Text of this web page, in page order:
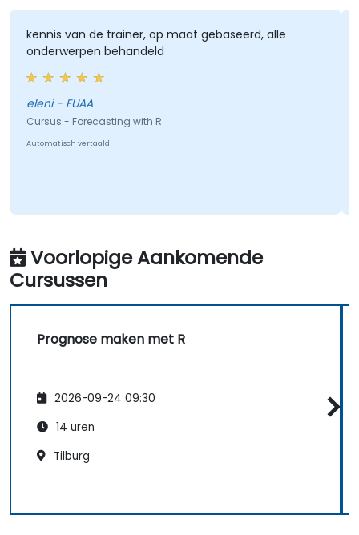
kennis van de trainer, op maat gebaseerd, alle
onderwerpen behandeld
eleni - EUAA
Cursus - Forecasting with R
Automatisch vertaald
Voorlopige Aankomende
Cursussen
Prognose maken met R
2026-09-24 09:30
14 uren
Tilburg